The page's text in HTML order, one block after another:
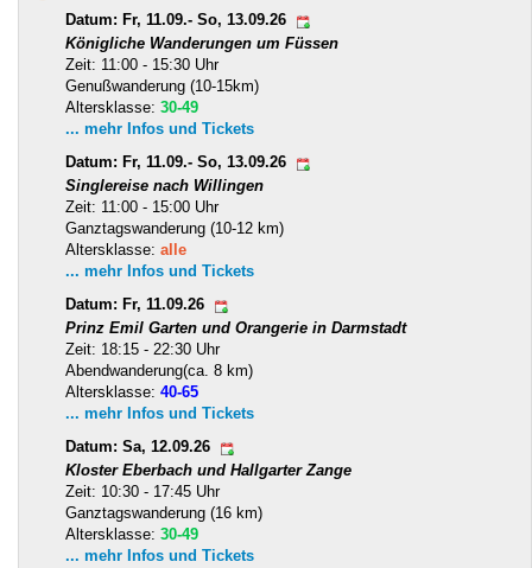
Datum: Fr, 11.09.- So, 13.09.26
Königliche Wanderungen um Füssen
Zeit: 11:00 - 15:30 Uhr
Genußwanderung (10-15km)
Altersklasse: 30-49
... mehr Infos und Tickets
Datum: Fr, 11.09.- So, 13.09.26
Singlereise nach Willingen
Zeit: 11:00 - 15:00 Uhr
Ganztagswanderung (10-12 km)
Altersklasse: alle
... mehr Infos und Tickets
Datum: Fr, 11.09.26
Prinz Emil Garten und Orangerie in Darmstadt
Zeit: 18:15 - 22:30 Uhr
Abendwanderung(ca. 8 km)
Altersklasse: 40-65
... mehr Infos und Tickets
Datum: Sa, 12.09.26
Kloster Eberbach und Hallgarter Zange
Zeit: 10:30 - 17:45 Uhr
Ganztagswanderung (16 km)
Altersklasse: 30-49
... mehr Infos und Tickets